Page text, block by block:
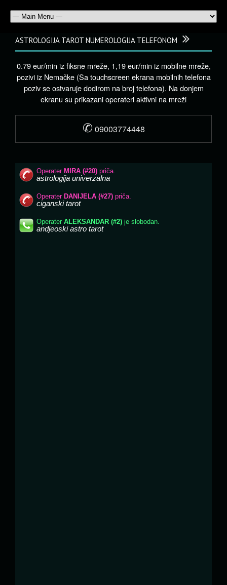
ASTROLOGIJA TAROT NUMEROLOGIJA TELEFONOM
0.79 eur/min iz fiksne mreže, 1,19 eur/min iz mobilne mreže,
pozivi iz Nemačke (Sa touchscreen ekrana mobilnih telefona
poziv se ostvaruje dodirom na broj telefona). Na donjem
ekranu su prikazani operateri aktivni na mreži
✆ 09003774448